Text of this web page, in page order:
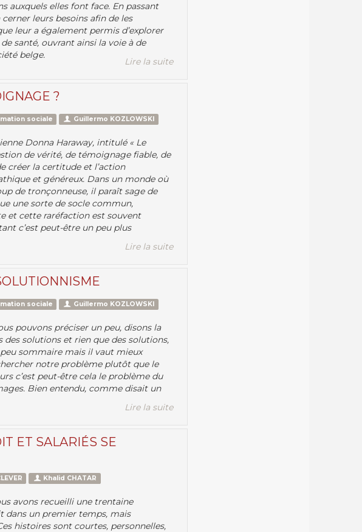
auxquels elles font face. En passant
leurs besoins afin de les
leur a également permis d’explorer
santé, ouvrant ainsi la voie à de
belge.
Lire la suite
?
sociale Guillermo KOZLOWSKI
Donna Haraway, intitulé « Le
de vérité, de témoignage fiable, de
créer la certitude et l’action
et généreux. Dans un monde où
de tronçonneuse, il paraît sage de
une sorte de socle commun,
et cette raréfaction est souvent
c’est peut-être un peu plus
Lire la suite
sociale Guillermo KOZLOWSKI
pouvons préciser un peu, disons la
solutions et rien que des solutions,
peu sommaire mais il vaut mieux
notre problème plutôt que le
c’est peut-être cela le problème du
Bien entendu, comme disait un
Lire la suite
ET SALARIÉS SE
Khalid CHATAR
avons recueilli une trentaine
dans un premier temps, mais
histoires sont courtes, personnelles,